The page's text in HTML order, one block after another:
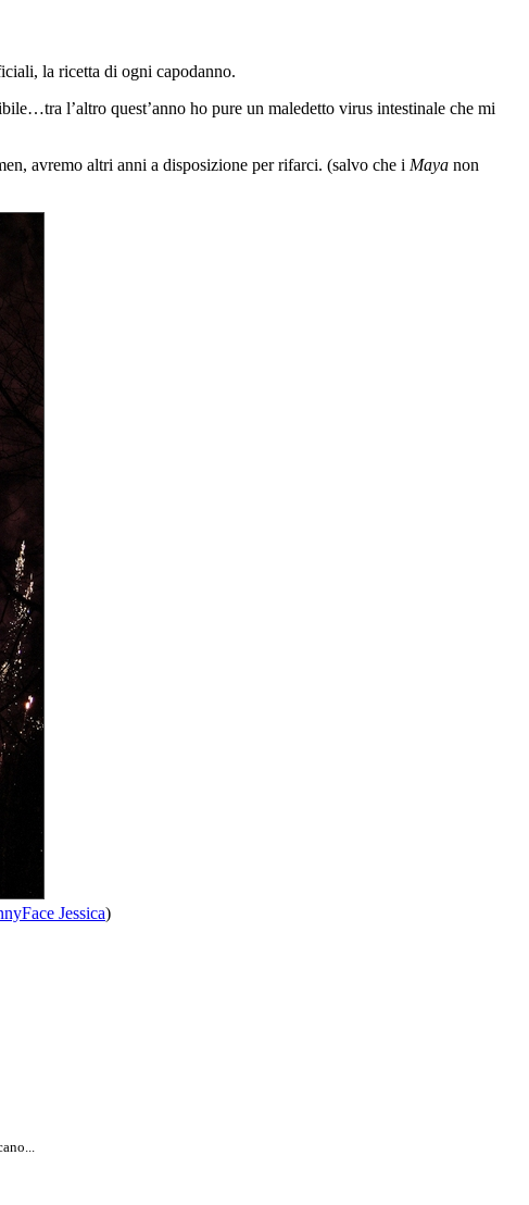
la ricetta di ogni capodanno.
l’altro quest’anno ho pure un maledetto virus intestinale che mi
avremo altri anni a disposizione per rifarci. (salvo che i Maya non
Jessica)